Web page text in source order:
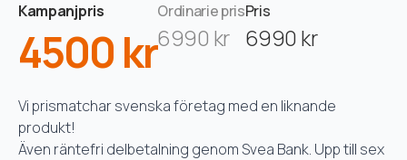
Kampanjpris
4500 kr
Ordinarie pris
6990 kr
Pris
6990 kr
Vi prismatchar svenska företag med en liknande
produkt!
Även räntefri delbetalning genom Svea Bank. Upp till sex